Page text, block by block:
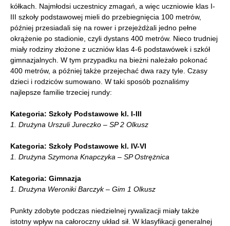
kółkach. Najmłodsi uczestnicy zmagań, a więc uczniowie klas I-
III szkoły podstawowej mieli do przebiegnięcia 100 metrów,
później przesiadali się na rower i przejeżdżali jedno pełne
okrążenie po stadionie, czyli dystans 400 metrów. Nieco trudniej
miały rodziny złożone z uczniów klas 4-6 podstawówek i szkół
gimnazjalnych. W tym przypadku na bieżni należało pokonać
400 metrów, a później także przejechać dwa razy tyle. Czasy
dzieci i rodziców sumowano. W taki sposób poznaliśmy
najlepsze familie trzeciej rundy:
Kategoria: Szkoły Podstawowe kl. I-III
1. Drużyna Urszuli Jureczko – SP 2 Olkusz
Kategoria: Szkoły Podstawowe kl. IV-VI
1. Drużyna Szymona Knapczyka – SP Ostrężnica
Kategoria: Gimnazja
1. Drużyna Weroniki Barczyk – Gim 1 Olkusz
Punkty zdobyte podczas niedzielnej rywalizacji miały także
istotny wpływ na całoroczny układ sił. W klasyfikacji generalnej